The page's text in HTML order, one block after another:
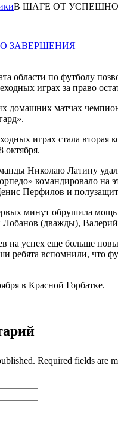
В ШАГЕ ОТ
области по футболу
играх за право
домашних матчах
играх стала вторая
октября.
Николаю Латину
командировало
Перфилов и
минут обрушила мощь
Лобанов (дважды),
на успех еще больше
ребята вспомнили, что
в Красной Горбатке.
Required fields are